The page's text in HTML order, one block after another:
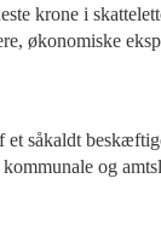
krone i
økonomiske
såkaldt
og